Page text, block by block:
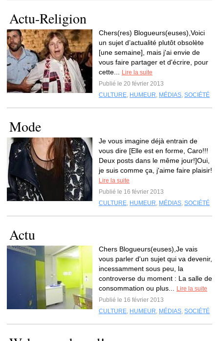
Actu-Religion
Chers(res) Blogueurs(euses),Voici
un sujet d’actualité plutôt obsolète
[une semaine], mais j'ai envie de
vous faire partager et d'écrire, pour
cette...
Lire la suite
Publié le 20 février 2013
CULTURE, HUMEUR, MÉDIAS, SOCIÉTÉ
Mode
Je vous imagine déjà entrain de
vous dire [Elle est en forme, Caro!!!
Deux posts dans le même jour!]Oui,
je suis comme ça, j'aime faire plaisir!
Lire la suite
Publié le 16 février 2013
CULTURE, HUMEUR, MÉDIAS, SOCIÉTÉ
Actu
Chers Blogueurs(euses),Je vais
vous parler d'un sujet qui va devenir,
incessamment sous peu, la
controverse du moment : La salle de
consommation ou plus...
Lire la suite
Publié le 16 février 2013
CULTURE, HUMEUR, MÉDIAS, SOCIÉTÉ